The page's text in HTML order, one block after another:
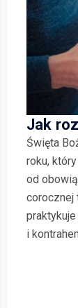
Jak
Święta
roku,
od
corocznej
i